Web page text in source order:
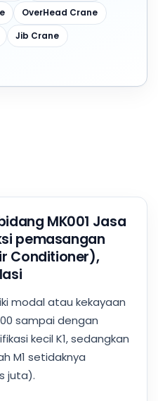
OverHead Crane
Jib Crane
MK001 Jasa
pemasangan
Conditioner),
modal atau kekayaan
sampai dengan
kecil K1, sedangkan
M1 setidaknya
juta).